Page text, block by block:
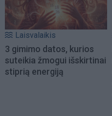
Laisvalaikis
3 gimimo datos, kurios
suteikia žmogui išskirtinai
stiprią energiją